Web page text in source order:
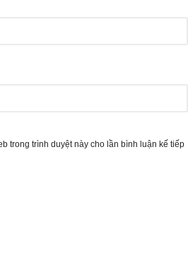
trong trình duyệt này cho lần bình luận kế tiếp